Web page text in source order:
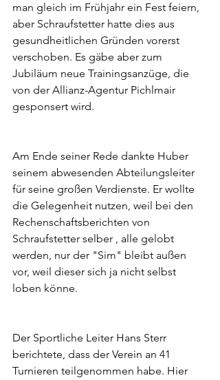
man gleich im Frühjahr ein Fest feiern,
aber Schraufstetter hatte dies aus
gesundheitlichen Gründen vorerst
verschoben. Es gäbe aber zum
Jubiläum neue Trainingsanzüge, die
von der Allianz-Agentur Pichlmair
gesponsert wird.
Am Ende seiner Rede dankte Huber
seinem abwesenden Abteilungsleiter
für seine großen Verdienste. Er wollte
die Gelegenheit nutzen, weil bei den
Rechenschaftsberichten von
Schraufstetter selber , alle gelobt
werden, nur der "Sim" bleibt außen
vor, weil dieser sich ja nicht selbst
loben könne.
Der Sportliche Leiter Hans Sterr
berichtete, dass der Verein an 41
Turnieren teilgenommen habe. Hier